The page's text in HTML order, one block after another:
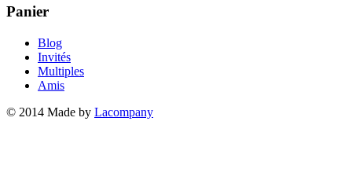
Panier
Blog
Invités
Multiples
Amis
© 2014 Made by Lacompany